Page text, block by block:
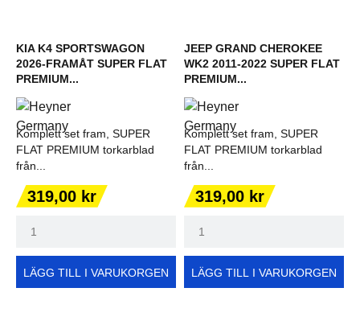
KIA K4 SPORTSWAGON
2026-FRAMÅT SUPER FLAT
PREMIUM...
Komplett set fram, SUPER
FLAT PREMIUM torkarblad
från...
Pris
319,00 kr
LÄGG TILL I VARUKORGEN
JEEP GRAND CHEROKEE
WK2 2011-2022 SUPER FLAT
PREMIUM...
Komplett set fram, SUPER
FLAT PREMIUM torkarblad
från...
Pris
319,00 kr
LÄGG TILL I VARUKORGEN